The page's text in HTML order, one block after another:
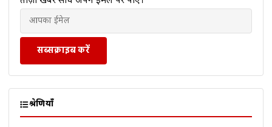
सब्सक्राइब करें
श्रेणियाँ